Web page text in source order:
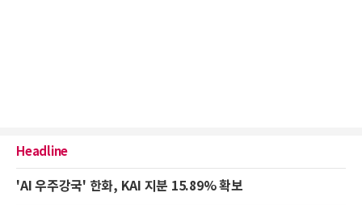
Headline
'AI 우주강국' 한화, KAI 지분 15.89% 확보